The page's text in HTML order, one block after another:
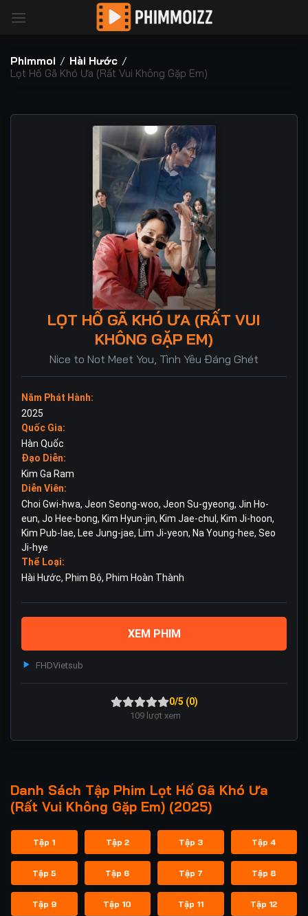
qua
dungPhimmoi / Hài Hước /
Lọt Hố Gã Khó Ưa (Rất Vui Không Gặp Em)
LỌT HỐ GÃ KHÓ ƯA (RẤT VUI
KHÔNG GẶP EM)
Nice to Not Meet You, Tình Yêu Đáng Ghét
Năm Phát Hành:
2025
Quốc Gia:
Hàn Quốc
Đạo Diễn:
Kim Ga Ram
Diễn Viên:
Choi Gwi-hwa, Jeon Seong-woo, Jeon Su-gyeong, Jin Ho-
eun, Jo Hee-bong, Kim Hyun-jin, Kim Jae-chul , Kim Ji-hoon,
Kim Pub-lae, Lee Jung-jae, Lim Ji-yeon, Na Young-hee, Seo
Ji-hye
Thể Loại:
Hài Hước, Phim Bộ, Phim Hoàn Thành
XEM PHIM
FHDVietsub
0/5 (0)
109 lượt xem
Danh Sách Tập Phim Lọt Hố Gã Khó Ưa
(Rất Vui Không Gặp Em) (2025)
Tập 1 Tập 2 Tập 3 Tập 4
Tập 5 Tập 6 Tập 7 Tập 8
Tập 9 Tập 10 Tập 11 Tập 12